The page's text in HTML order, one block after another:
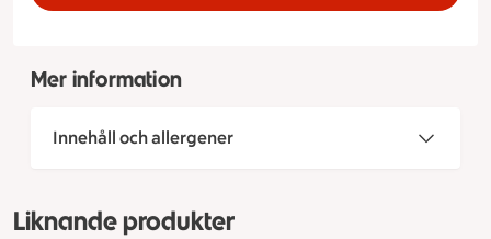
Mer information
Innehåll och allergener
Liknande produkter